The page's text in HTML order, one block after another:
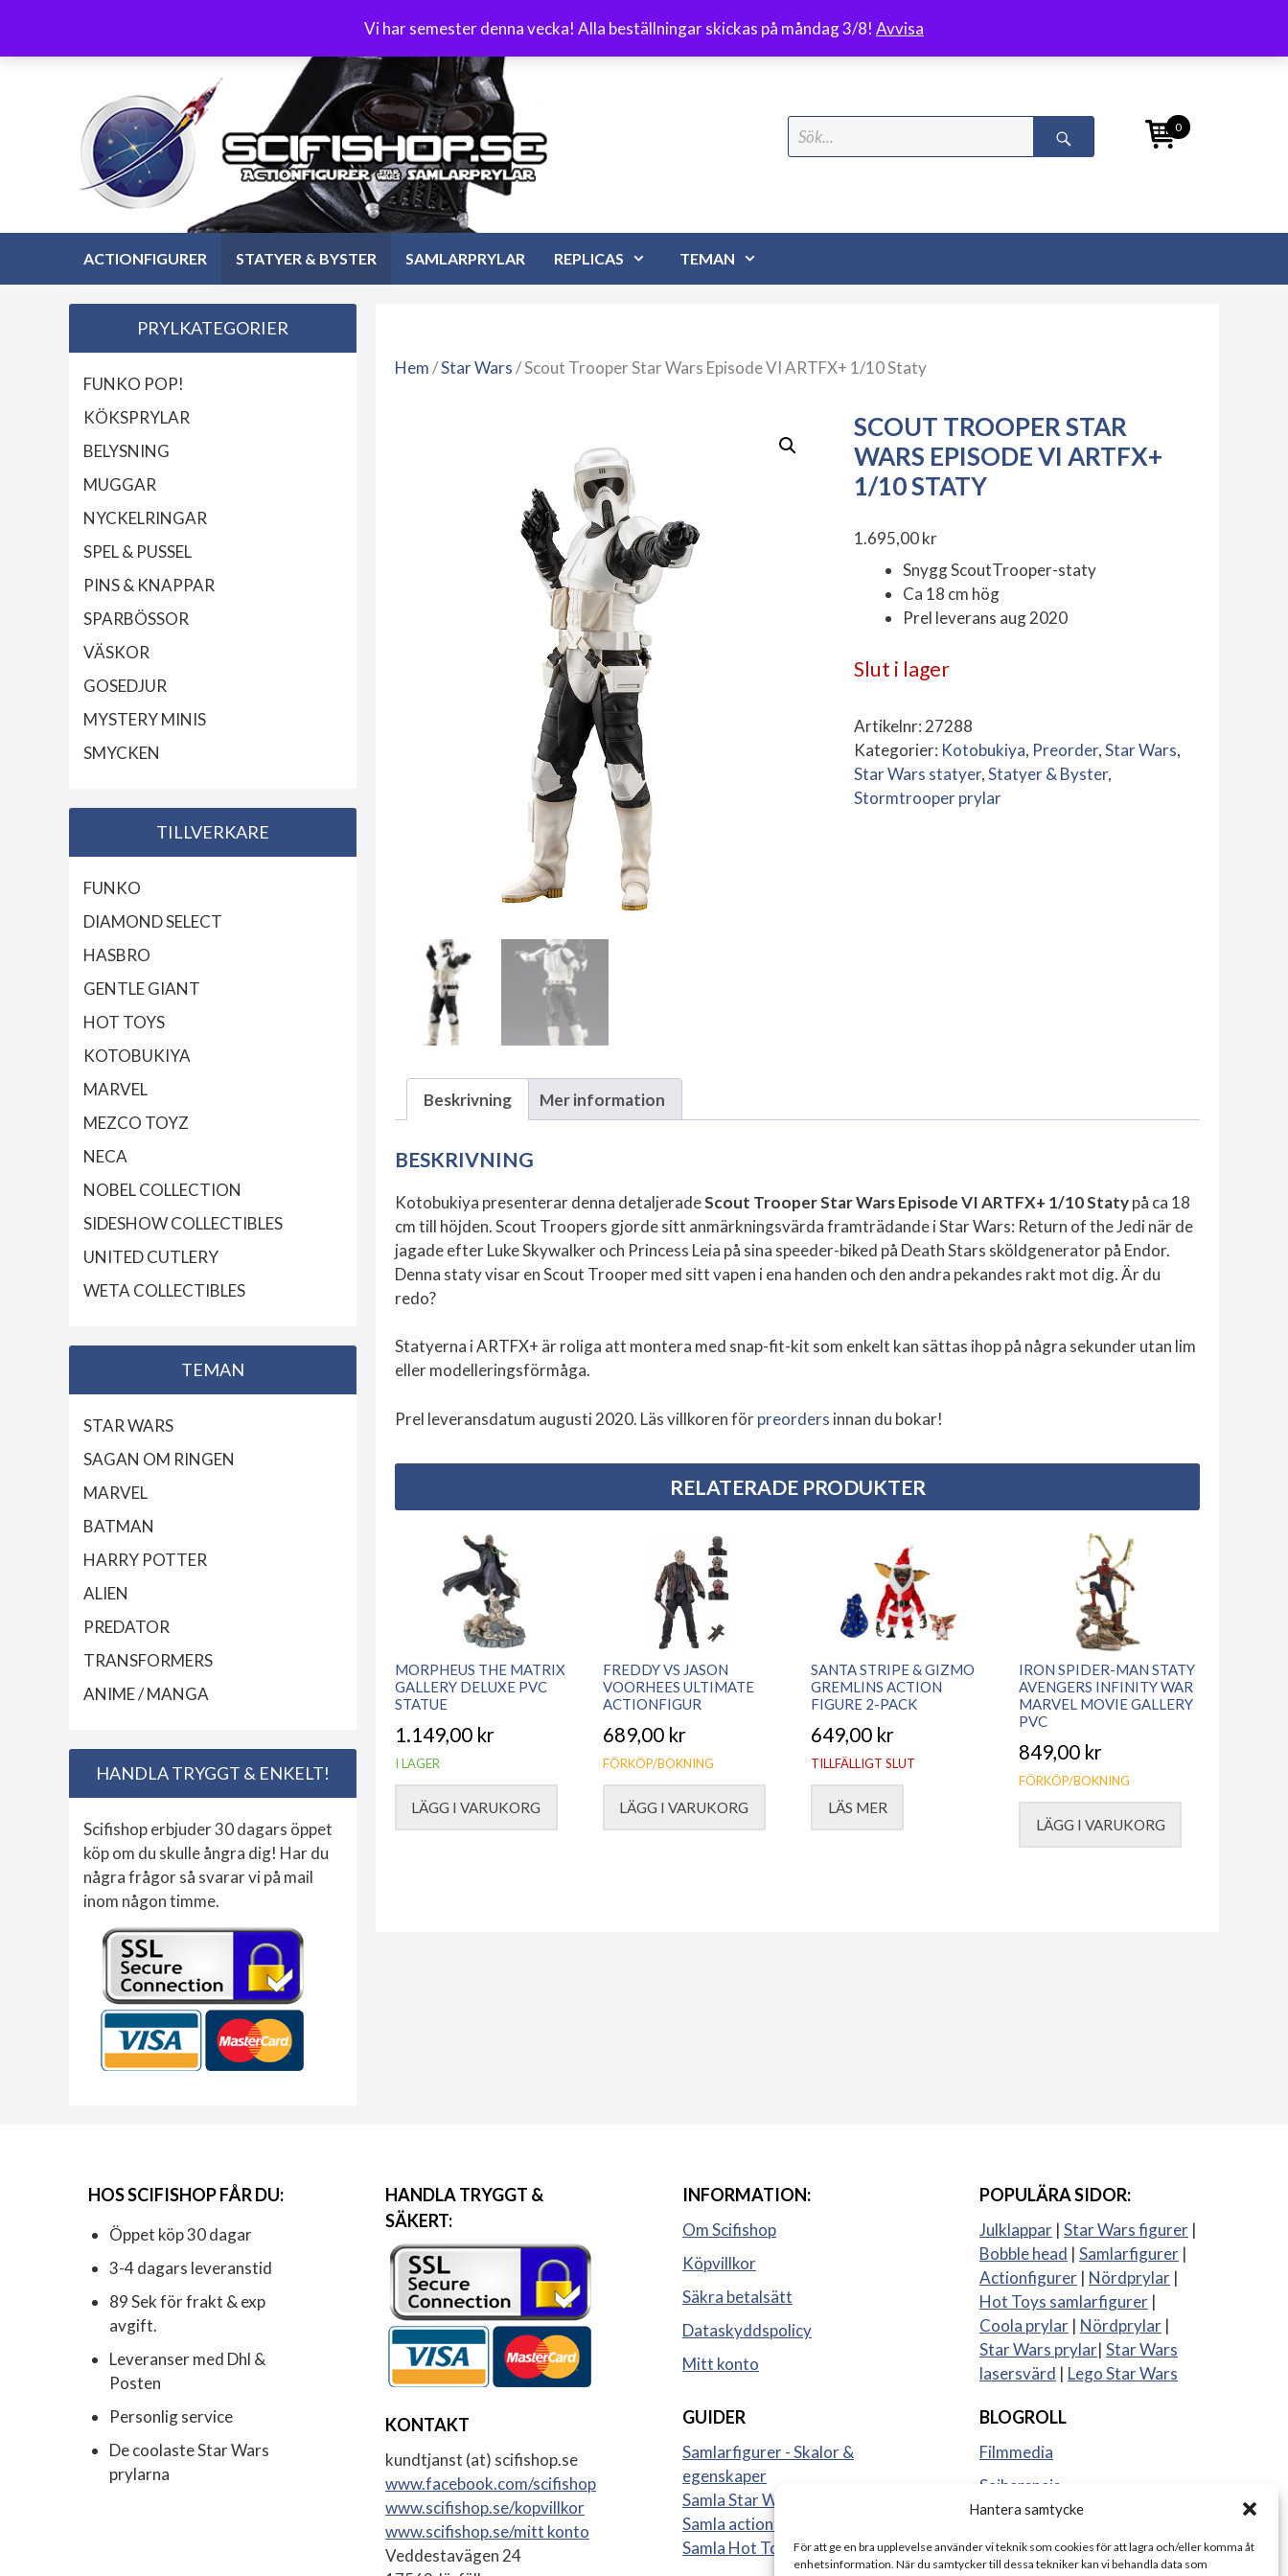
Hantera samtycke
För att ge en bra upplevelse använder vi teknik som cookies för att lagra och/eller komma åt
enhetsinformation. När du samtycker till dessa tekniker kan vi behandla data som
Vi har semester denna vecka! Alla beställningar skickas på måndag 3/8! Avvisa
innehåll
Öppet köp 30 dagar Frakt 89 kr
Search
for:
0
ACTIONFIGURER STATYER & BYSTER SAMLARPRYLAR REPLICAS TEMAN
Hem/Star Wars/ Scout Trooper Star Wars Episode VI ARTFX+ 1/10 Staty
SCOUT TROOPER STAR
WARS EPISODE VI ARTFX+
1/10 STATY
1.695,00kr
Snygg ScoutTrooper-staty
Ca 18 cm hög
Prel leverans aug 2020
Slut i lager
Artikelnr:27288
Kategorier: Kotobukiya, Preorder,Star Wars,
Star Wars statyer,Statyer & Byster,
Stormtrooper prylar
Beskrivning Mer information
BESKRIVNING
Kotobukiya presenterar denna detaljeradeScout Trooper Star Wars Episode VI ARTFX+ 1/10 Statypå ca 18
cm till höjden. Scout Troopers gjorde sitt anmärkningsvärda framträdande i Star Wars: Return of the Jedi när de
jagade efter Luke Skywalker och Princess Leia på sina speeder-biked på Death Stars sköldgenerator på Endor.
Denna staty visar en Scout Trooper med sitt vapen i ena handen och den andra pekandes rakt mot dig. Är du
redo?
Statyerna i ARTFX+ är roliga att montera med snap-fit-kit som enkelt kan sättas ihop på några sekunder utan lim
eller modelleringsförmåga.
Prel leveransdatum augusti 2020. Läs villkoren förpreorders innan du bokar!
RELATERADE PRODUKTER
MORPHEUS THE MATRIX
GALLERY DELUXE PVC
STATUE
1.149,00 kr
I LAGER
LÄGG I VARUKORG
FREDDY VS JASON
VOORHEES ULTIMATE
ACTIONFIGUR
689,00 kr
FÖRKÖP/BOKNING
LÄGG I VARUKORG
SANTA STRIPE & GIZMO
GREMLINS ACTION
FIGURE 2-PACK
649,00 kr
TILLFÄLLIGT SLUT
LÄS MER
IRON SPIDER-MAN STATY
AVENGERS INFINITY WAR
MARVEL MOVIE GALLERY
PVC
849,00 kr
FÖRKÖP/BOKNING
LÄGG I VARUKORG
PRYLKATEGORIER
FUNKO POP!
KÖKSPRYLAR
BELYSNING
MUGGAR
NYCKELRINGAR
SPEL & PUSSEL
PINS & KNAPPAR
SPARBÖSSOR
VÄSKOR
GOSEDJUR
MYSTERY MINIS
SMYCKEN
TILLVERKARE
FUNKO
DIAMOND SELECT
HASBRO
GENTLE GIANT
HOT TOYS
KOTOBUKIYA
MARVEL
MEZCO TOYZ
NECA
NOBEL COLLECTION
SIDESHOW COLLECTIBLES
UNITED CUTLERY
WETA COLLECTIBLES
TEMAN
STAR WARS
SAGAN OM RINGEN
MARVEL
BATMAN
HARRY POTTER
ALIEN
PREDATOR
TRANSFORMERS
ANIME / MANGA
HANDLA TRYGGT & ENKELT!
Scifishop erbjuder 30 dagars öppet
köp om du skulle ångra dig! Har du
några frågor så svarar vi på mail
inom någon timme.
HOS SCIFISHOP FÅR DU:
Öppet köp 30 dagar
3-4 dagars leveranstid
89 Sek för frakt & exp
avgift.
Leveranser med Dhl &
Posten
Personlig service
De coolaste Star Wars
prylarna
HANDLA TRYGGT &
SÄKERT:
KONTAKT
kundtjanst (at) scifishop.se
www.facebook.com/scifishop
www.scifishop.se/kopvillkor
www.scifishop.se/mitt konto
Veddestavägen 24
INFORMATION:
Om Scifishop
Köpvillkor
Säkra betalsätt
Dataskyddspolicy
Mitt konto
GUIDER
Samlarfigurer - Skalor &
egenskaper
Samla Star Wars figurer
Samla actionfigurer
Samla Hot Toys
POPULÄRA SIDOR:
Julklappar | Star Wars figurer |
Bobble head | Samlarfigurer |
Actionfigurer | Nördprylar |
Hot Toys samlarfigurer |
Coola prylar | Nördprylar |
Star Wars prylar| Star Wars
lasersvärd | Lego Star Wars
BLOGROLL
Filmmedia
Sajberspejs
Strange things